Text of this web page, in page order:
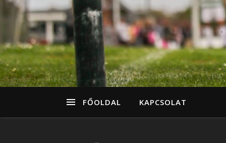
FŐOLDAL KAPCSOLAT